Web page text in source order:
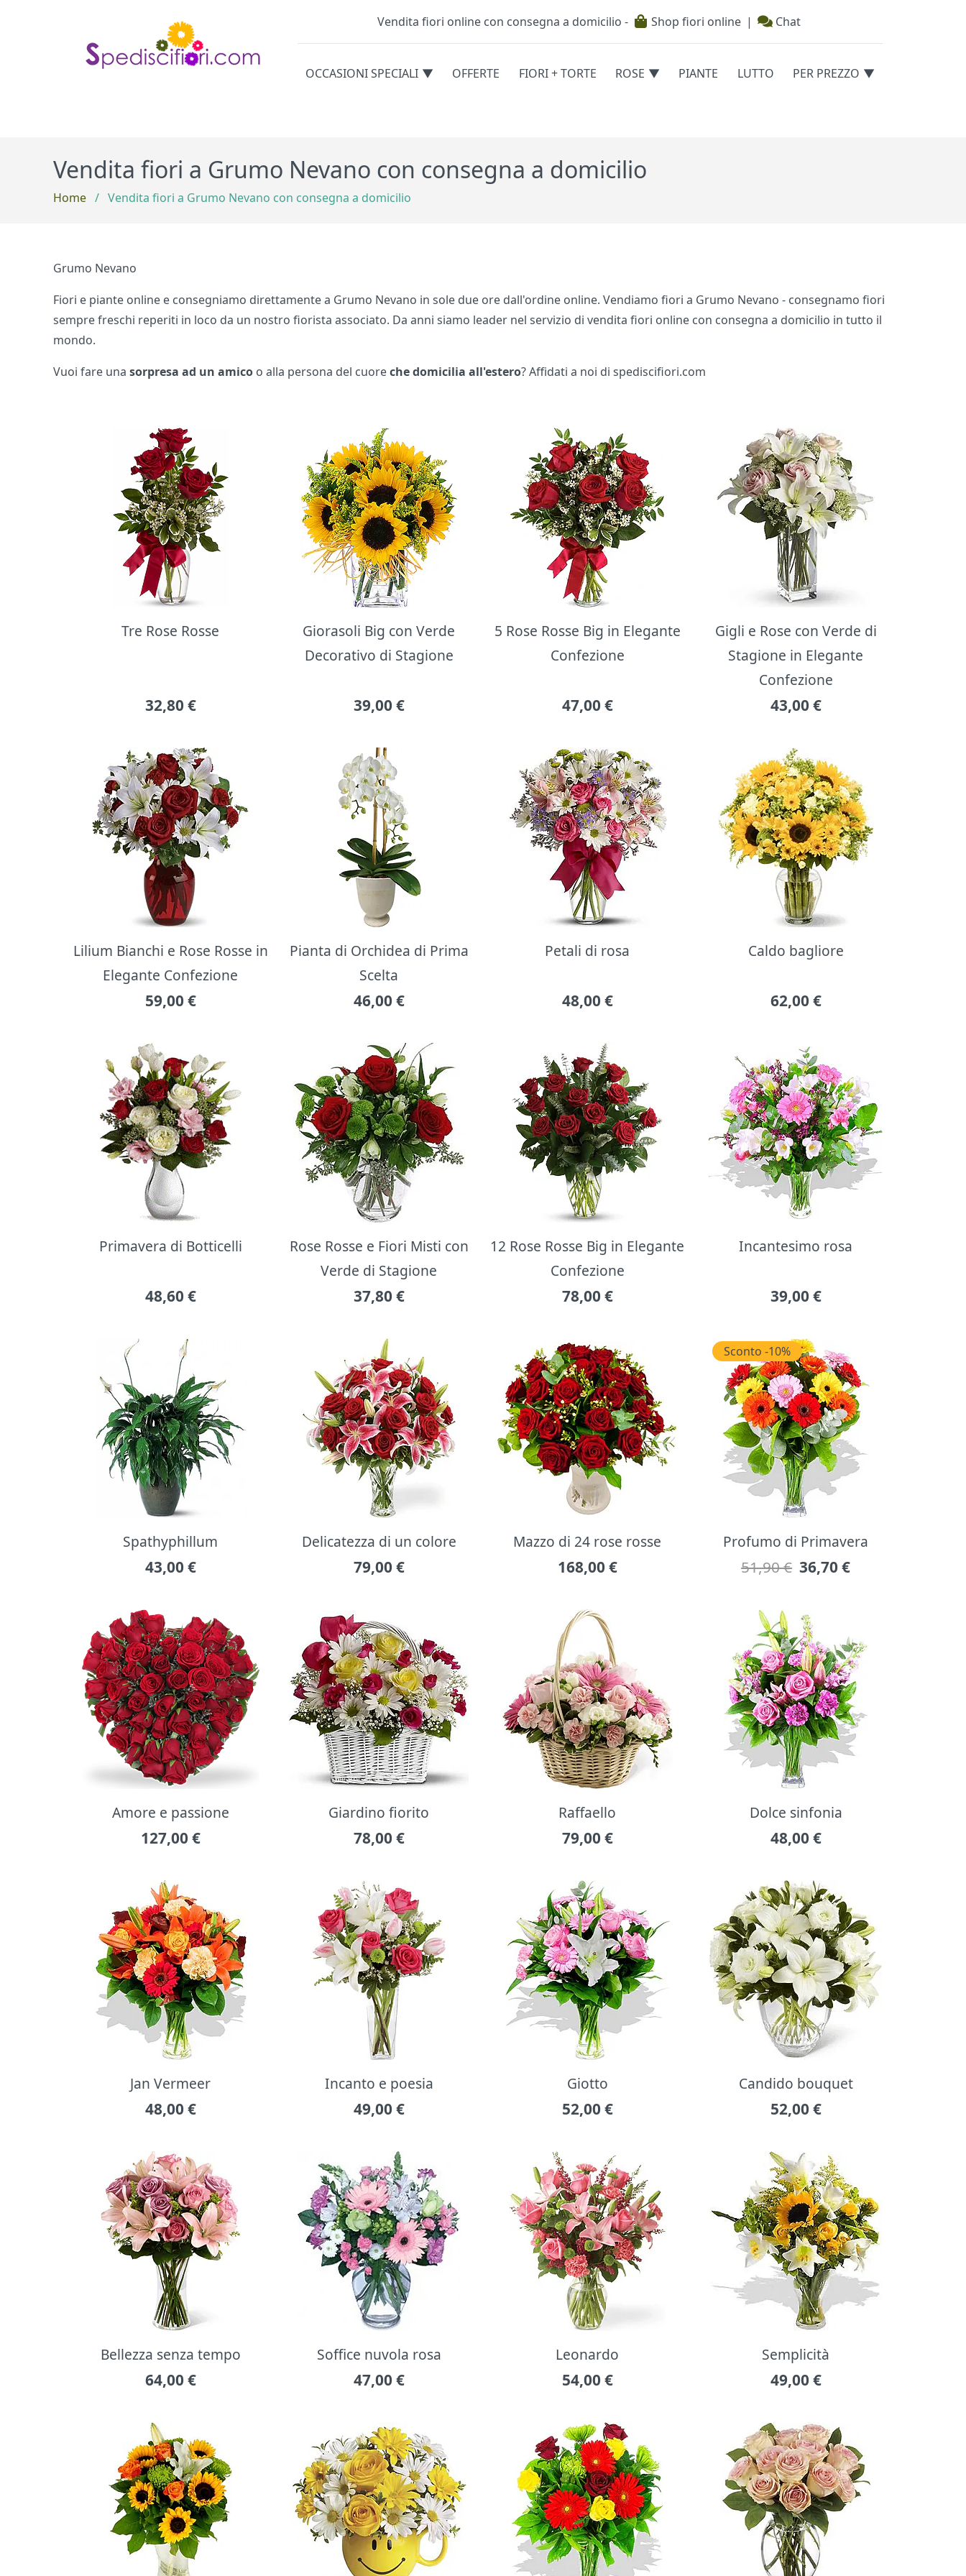
Testata
Vendita fiori online con consegna a domicilio - Shop fiori online | Chat
Categorie
OCCASIONI SPECIALI OFFERTE FIORI + TORTE ROSE PIANTE LUTTO PER PREZZO
Vendita fiori a Grumo Nevano con consegna a domicilio
Home / Vendita fiori a Grumo Nevano con consegna a domicilio
Grumo Nevano
Fiori e piante online e consegniamo direttamente a Grumo Nevano in sole due ore dall'ordine online. Vendiamo fiori a Grumo Nevano - consegnamo fiori
sempre freschi reperiti in loco da un nostro fiorista associato. Da anni siamo leader nel servizio di vendita fiori online con consegna a domicilio in tutto il
mondo.
Vuoi fare unasorpresa ad un amico o alla persona del cuoreche domicilia all'estero? Affidati a noi di spediscifiori.com
Bouquet di fiori
Tre Rose Rosse
32,80 €
Giorasoli Big con Verde
Decorativo di Stagione
39,00 €
5 Rose Rosse Big in Elegante
Confezione
47,00 €
Gigli e Rose con Verde di
Stagione in Elegante
Confezione
43,00 €
Lilium Bianchi e Rose Rosse in
Elegante Confezione
59,00 €
Pianta di Orchidea di Prima
Scelta
46,00 €
Petali di rosa
48,00 €
Caldo bagliore
62,00 €
Primavera di Botticelli
48,60 €
Rose Rosse e Fiori Misti con
Verde di Stagione
37,80 €
12 Rose Rosse Big in Elegante
Confezione
78,00 €
Incantesimo rosa
39,00 €
Spathyphillum
43,00 €
Delicatezza di un colore
79,00 €
Mazzo di 24 rose rosse
168,00 €
Profumo di Primavera
51,90 € 36,70 €
Sconto -10%
Amore e passione
127,00 €
Giardino fiorito
78,00 €
Raffaello
79,00 €
Dolce sinfonia
48,00 €
Jan Vermeer
48,00 €
Incanto e poesia
49,00 €
Giotto
52,00 €
Candido bouquet
52,00 €
Bellezza senza tempo
64,00 €
Soffice nuvola rosa
47,00 €
Leonardo
54,00 €
Semplicità
49,00 €